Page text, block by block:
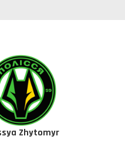
Zhytomyr